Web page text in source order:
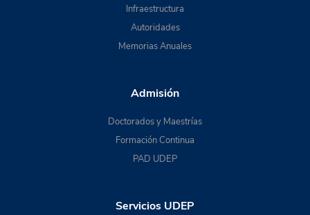
Infraestructura
Autoridades
Memorias Anuales
Admisión
Doctorados y Maestrías
Formación Continua
PAD UDEP
Servicios UDEP